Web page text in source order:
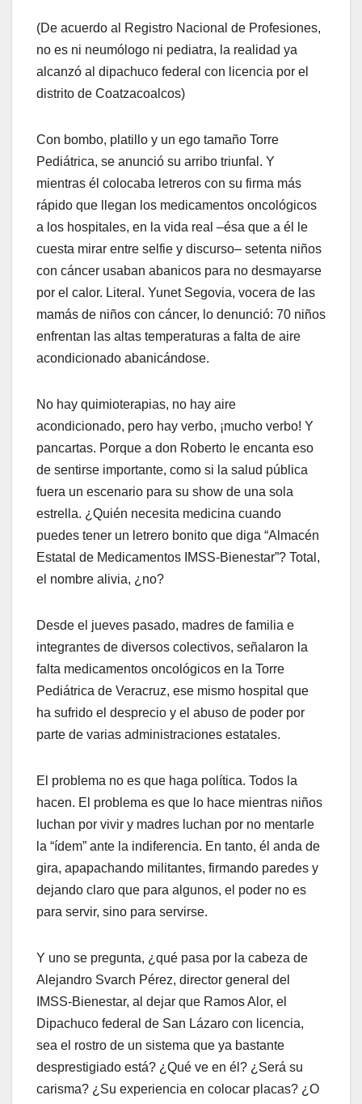
(De acuerdo al Registro Nacional de Profesiones,
no es ni neumólogo ni pediatra, la realidad ya
alcanzó al dipachuco federal con licencia por el
distrito de Coatzacoalcos)
Con bombo, platillo y un ego tamaño Torre
Pediátrica, se anunció su arribo triunfal. Y
mientras él colocaba letreros con su firma más
rápido que llegan los medicamentos oncológicos
a los hospitales, en la vida real –ésa que a él le
cuesta mirar entre selfie y discurso– setenta niños
con cáncer usaban abanicos para no desmayarse
por el calor. Literal. Yunet Segovia, vocera de las
mamás de niños con cáncer, lo denunció: 70 niños
enfrentan las altas temperaturas a falta de aire
acondicionado abanicándose.
No hay quimioterapias, no hay aire
acondicionado, pero hay verbo, ¡mucho verbo! Y
pancartas. Porque a don Roberto le encanta eso
de sentirse importante, como si la salud pública
fuera un escenario para su show de una sola
estrella. ¿Quién necesita medicina cuando
puedes tener un letrero bonito que diga “Almacén
Estatal de Medicamentos IMSS-Bienestar”? Total,
el nombre alivia, ¿no?
Desde el jueves pasado, madres de familia e
integrantes de diversos colectivos, señalaron la
falta medicamentos oncológicos en la Torre
Pediátrica de Veracruz, ese mismo hospital que
ha sufrido el desprecio y el abuso de poder por
parte de varias administraciones estatales.
El problema no es que haga política. Todos la
hacen. El problema es que lo hace mientras niños
luchan por vivir y madres luchan por no mentarle
la “ídem” ante la indiferencia. En tanto, él anda de
gira, apapachando militantes, firmando paredes y
dejando claro que para algunos, el poder no es
para servir, sino para servirse.
Y uno se pregunta, ¿qué pasa por la cabeza de
Alejandro Svarch Pérez, director general del
IMSS-Bienestar, al dejar que Ramos Alor, el
Dipachuco federal de San Lázaro con licencia,
sea el rostro de un sistema que ya bastante
desprestigiado está? ¿Qué ve en él? ¿Será su
carisma? ¿Su experiencia en colocar placas? ¿O